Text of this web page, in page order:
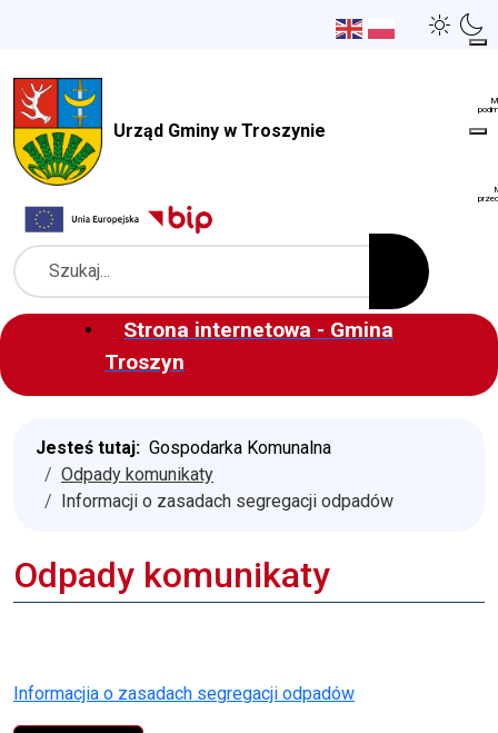
Urząd Gminy w Troszynie
Szukaj
Strona internetowa - Gmina
Troszyn
Jesteś tutaj: Gospodarka Komunalna
Odpady komunikaty
Informacji o zasadach segregacji odpadów
Odpady komunikaty
Informacjia o zasadach segregacji odpadów